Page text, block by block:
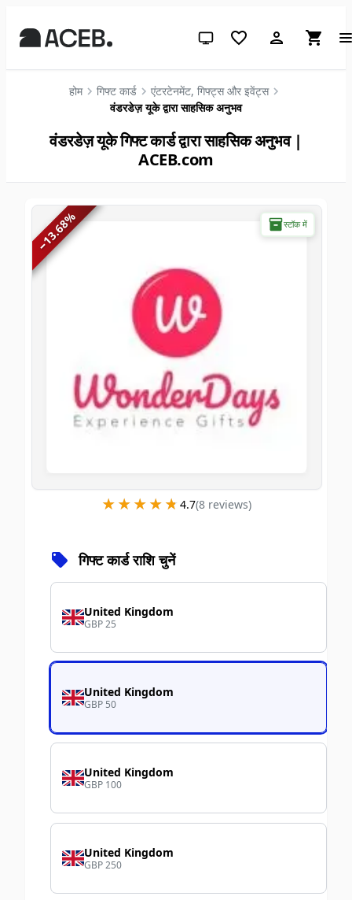
सिस्टम थीम (लाइट के लिए क्लिक करें)
होम गिफ्ट कार्ड
एंटरटेनमेंट, गिफ्ट्स और इवेंट्स
वंडरडेज़ यूके द्वारा साहसिक अनुभव
वंडरडेज़ यूके गिफ्ट कार्ड द्वारा साहसिक अनुभव |
ACEB.com
स्टॉक में
−
13.68
%
★★★★★
★★★★★ 4.7(8reviews)
गिफ्ट कार्ड राशि चुनें
United Kingdom
GBP 25
United Kingdom
GBP 50
United Kingdom
GBP 100
United Kingdom
GBP 250